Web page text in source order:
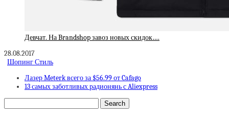
Девчат. На Brandshop завоз новых скидок….
28.08.2017
Шопинг Стиль
Лазер Meterk всего за $56.99 от Cafago
13 самых заботливых радионянь с Aliexpress